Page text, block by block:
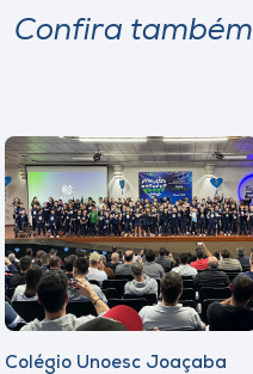
Confira também
Colégio Unoesc Joaçaba